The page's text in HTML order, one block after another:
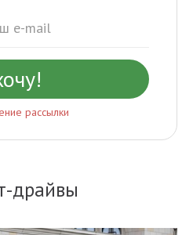
рассылки
драйвы